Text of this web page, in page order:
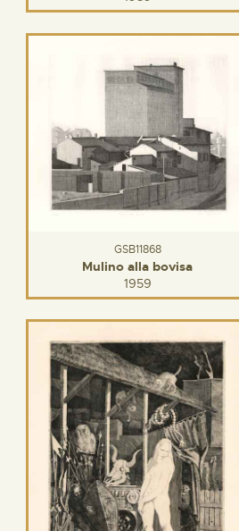
GSB11868
Mulino alla bovisa
1959